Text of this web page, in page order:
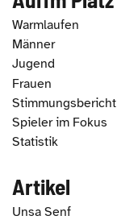
Warmlaufen
Männer
Jugend
Frauen
Stimmungsbericht
Spieler im Fokus
Statistik
Artikel
Unsa Senf